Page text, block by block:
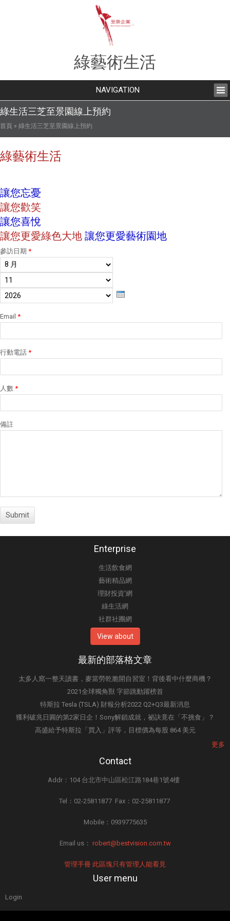
綠藝術生活
NAVIGATION
綠生活三芝至景園線上預約
您在這裡
首頁 » 綠生活三芝至景園線上預約
綠藝術生活
讓您忘憂
讓您歡笑
讓您喜悅
讓您更愛綠色大地 讓您更愛藝術園地
參訪日期 *
月份
Email *
行動電話 *
人數 *
備註
Enterprise
生活飲食網
藝術精品網
理財投資'網
綠生活網
社群社團網
View about
最新的部落格文章
太多人窩一整天讀書，麥當勞乾脆開自習室！背後看中什麼商機？
2021全球獨角獸 字節跳動躍榜首
特斯拉 Tesla (TSLA) 財報分析2022 Q2+Q3最新消息
獲利破兆日圓的第2家日企！Sony解鎖成就，祕訣竟在「不挑食」？
高盛給予特斯拉「買入」評等，目標價為每股 864 美元
更多
Contact
Addr：104 台北市中山區松江路184巷1號4樓
Tel：02-25811877 Fax：02-25811877
Mobile：0939775635
Email us： robert@bestvision.com.tw
管理手冊 此區塊只有管理人能看見
User menu
Login